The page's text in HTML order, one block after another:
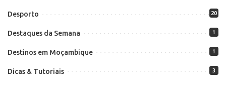
Desporto 20
Destaques da Semana 1
Destinos em Moçambique 1
Dicas & Tutoriais 3